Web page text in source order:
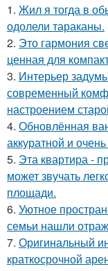
1. Жил я тогда в
одолели тараканы.
2. Это гармония
ценная для
3. Интерьер
современный
настроением
4. Обновлённая
аккуратной и
5. Эта квартира -
может звучать
площади.
6. Уютное
семьи нашли
7. Оригинальный
краткосрочной